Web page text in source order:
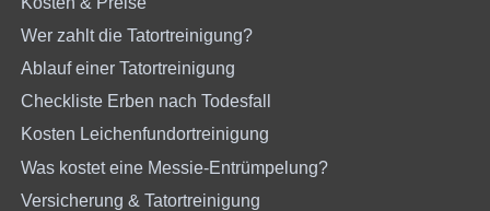
Wer zahlt die Tatortreinigung?
Ablauf einer Tatortreinigung
Checkliste Erben nach Todesfall
Kosten Leichenfundortreinigung
Was kostet eine Messie-Entrümpelung?
Versicherung & Tatortreinigung